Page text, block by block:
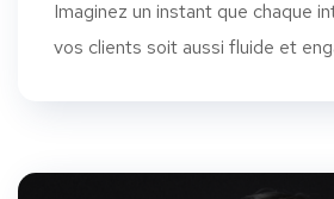
Imaginez un instant que chaque
vos clients soit aussi fluide et